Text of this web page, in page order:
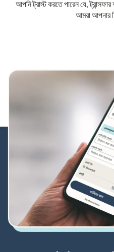
আপনি ট্রাস্ট করতে পারেন যে,
আমরা আপনার